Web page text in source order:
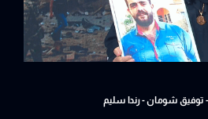
- توفيق شومان - رندا سليم